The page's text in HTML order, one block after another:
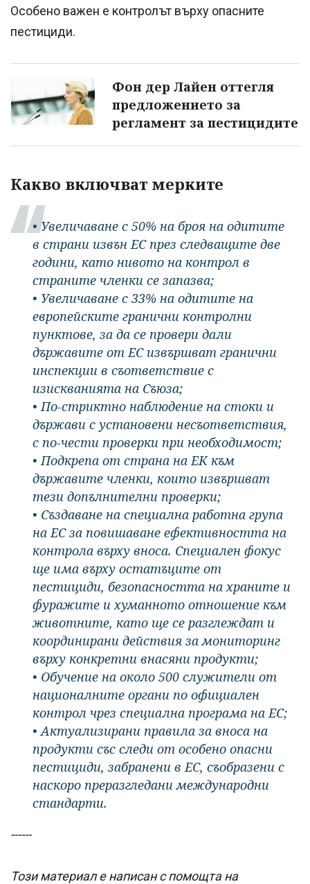
Особено важен е контролът върху опасните
пестициди.
Фон дер Лайен оттегля
предложението за
регламент за пестицидите
Какво включват мерките
• Увеличаване с 50% на броя на одитите
в страни извън ЕС през следващите две
години, като нивото на контрол в
страните членки се запазва;
• Увеличаване с 33% на одитите на
европейските гранични контролни
пунктове, за да се провери дали
държавите от ЕС извършват гранични
инспекции в съответствие с
изискванията на Съюза;
• По-стриктно наблюдение на стоки и
държави с установени несъответствия,
с по-чести проверки при необходимост;
• Подкрепа от страна на ЕК към
държавите членки, които извършват
тези допълнителни проверки;
• Създаване на специална работна група
на ЕС за повишаване ефективността на
контрола върху вноса. Специален фокус
ще има върху остатъците от
пестициди, безопасността на храните и
фуражите и хуманното отношение към
животните, като ще се разглеждат и
координирани действия за мониторинг
върху конкретни внасяни продукти;
• Обучение на около 500 служители от
националните органи по официален
контрол чрез специална програма на ЕС;
• Актуализирани правила за вноса на
продукти със следи от особено опасни
пестициди, забранени в ЕС, съобразени с
наскоро преразгледани международни
стандарти.
------
Този материал е написан с помощта на